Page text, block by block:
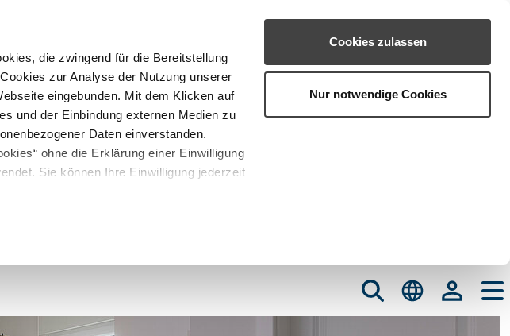
die zwingend für die Bereitstellung
zur Analyse der Nutzung unserer
eingebunden. Mit dem Klicken auf
und der Einbindung externen Medien zu
Daten einverstanden.
ohne die Erklärung einer Einwilligung
Sie können Ihre Einwilligung jederzeit
Cookies zulassen
Nur notwendige Cookies